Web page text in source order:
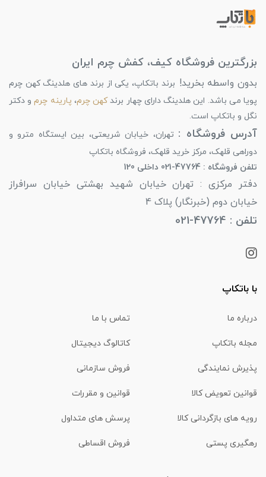
بزرگترین فروشگاه کیف، کفش چرم ایران
بدون واسطه بخرید! برند باتکاپ، یکی از برند های هلدینگ کهن چرم
پویا می باشد. این هلدینگ دارای چهار برندکهن چرم، پارینه چرمو دکتر
نگل و باتکاپ است.
آدرس فروشگاه : تهران، خیابان شریعتی، بین ایستگاه مترو و
دوراهی قلهک، مرکز خرید قلهک، فروشگاه باتکاپ
تلفن فروشگاه : 47764-021 داخلی 120
دفتر مرکزی : تهران خیابان شهید بهشتی خیابان سرافراز
خیابان دوم (خبرنگار) پلاک 4
تلفن : 47764-021
با باتکاپ
درباره ما تماس با ما
مجله باتکاپ کاتالوگ دیجیتال
پذیرش نمایندگی فروش سازمانی
قوانین تعویض کالا قوانین و مقررات
رویه های بازگردانی کالا پرسش های متداول
رهگیری پستی فروش اقساطی